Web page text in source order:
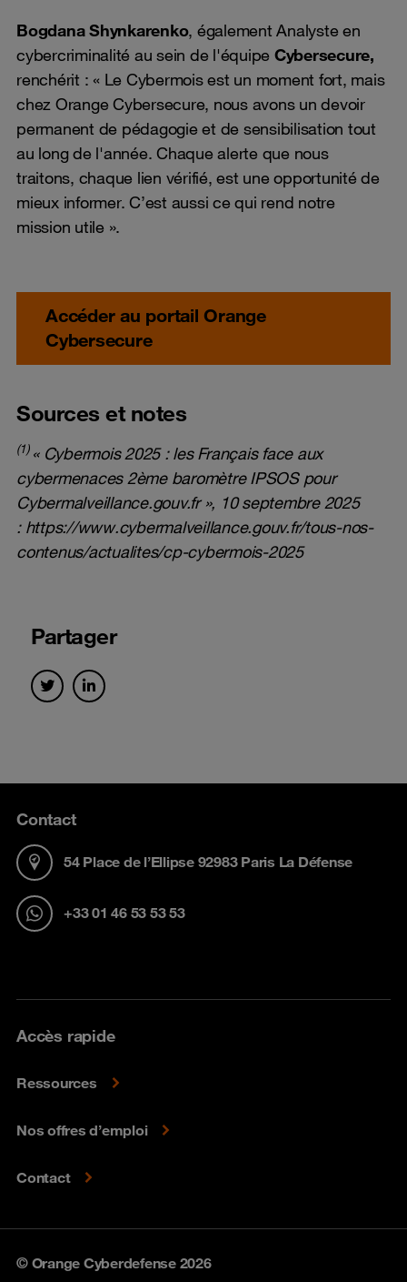
Partager
Bogdana Shynkarenko, également Analyste en
cybercriminalité au sein de l'équipe Cybersecure,
renchérit : « Le Cybermois est un moment fort, mais
chez Orange Cybersecure, nous avons un devoir
permanent de pédagogie et de sensibilisation tout
au long de l'année. Chaque alerte que nous
traitons, chaque lien vérifié, est une opportunité de
mieux informer. C’est aussi ce qui rend notre
mission utile ».
Accéder au portail Orange
Cybersecure
Sources et notes
(1) « Cybermois 2025 : les Français face aux
cybermenaces 2ème baromètre IPSOS pour
Cybermalveillance.gouv.fr », 10 septembre 2025
: https://www.cybermalveillance.gouv.fr/tous-nos-
contenus/actualites/cp-cybermois-2025
Contact
54 Place de l’Ellipse 92983 Paris La Défense
+33 01 46 53 53 53
Accès rapide
Ressources
Nos offres d’emploi
Contact
© Orange Cyberdefense 2026